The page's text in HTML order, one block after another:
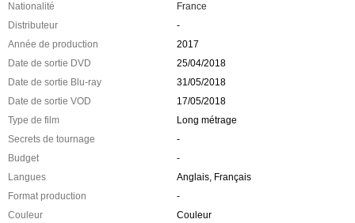
Nationalité
France
Distributeur
-
Année de production
2017
Date de sortie DVD
25/04/2018
Date de sortie Blu-ray
31/05/2018
Date de sortie VOD
17/05/2018
Type de film
Long métrage
Secrets de tournage
-
Budget
-
Langues
Anglais, Français
Format production
-
Couleur
Couleur